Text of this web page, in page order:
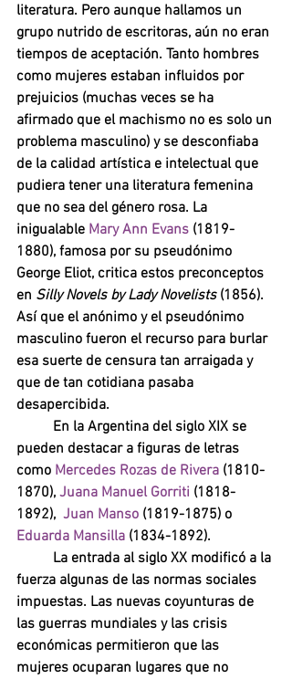
literatura. Pero aunque hallamos un
grupo nutrido de escritoras, aún no eran
tiempos de aceptación. Tanto hombres
como mujeres estaban influidos por
prejuicios (muchas veces se ha
afirmado que el machismo no es solo un
problema masculino) y se desconfiaba
de la calidad artística e intelectual que
pudiera tener una literatura femenina
que no sea del género rosa. La
inigualable Mary Ann Evans (1819-
1880), famosa por su pseudónimo
George Eliot, critica estos preconceptos
en Silly Novels by Lady Novelists (1856).
Así que el anónimo y el pseudónimo
masculino fueron el recurso para burlar
esa suerte de censura tan arraigada y
que de tan cotidiana pasaba
desapercibida.
En la Argentina del siglo XIX se
pueden destacar a figuras de letras
como Mercedes Rozas de Rivera (1810-
1870), Juana Manuel Gorriti (1818-
1892), Juan Manso (1819-1875) o
Eduarda Mansilla (1834-1892).
La entrada al siglo XX modificó a la
fuerza algunas de las normas sociales
impuestas. Las nuevas coyunturas de
las guerras mundiales y las crisis
económicas permitieron que las
mujeres ocuparan lugares que no